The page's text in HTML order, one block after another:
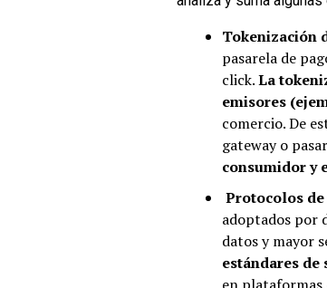
Tokenización
pasarela de
click.La
emisores
comercio. De
gateway o
consumidor y
Protocolos
adoptados por
datos y mayor
estándares